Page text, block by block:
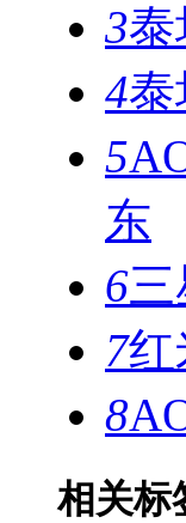
3泰
4泰
5
东
6
7红
8
相关标